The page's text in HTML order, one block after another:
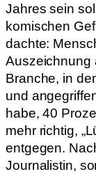
Jahres sein
komischen
dachte:
Auszeichnung
Branche, in
und
habe, 40
mehr richtig,
entgegen.
Journalistin,